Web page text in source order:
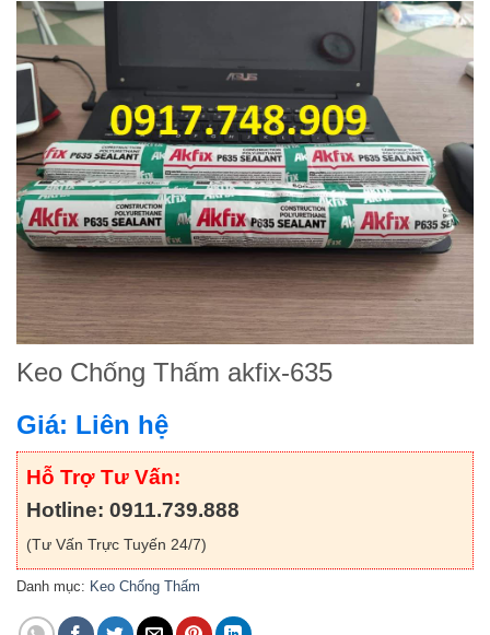
Keo Chống Thấm akfix-635
Giá: Liên hệ
Hỗ Trợ Tư Vấn:
Hotline: 0911.739.888
(Tư Vấn Trực Tuyến 24/7)
Danh mục: Keo Chống Thấm